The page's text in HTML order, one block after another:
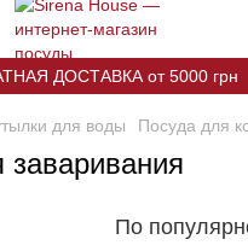
ДОСТАВКА от 5000 грн
для воды Посуда для
заваривания
По